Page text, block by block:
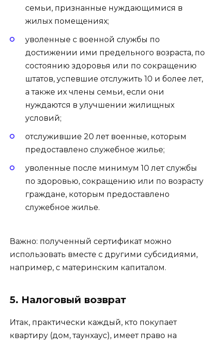
семьи, признанные нуждающимися в
жилых помещениях;
уволенные с военной службы по
достижении ими предельного возраста, по
состоянию здоровья или по сокращению
штатов, успевшие отслужить 10 и более лет,
а также их члены семьи, если они
нуждаются в улучшении жилищных
условий;
отслужившие 20 лет военные, которым
предоставлено служебное жилье;
уволенные после минимум 10 лет службы
по здоровью, сокращению или по возрасту
граждане, которым предоставлено
служебное жилье.
Важно: полученный сертификат можно
использовать вместе с другими субсидиями,
например, с материнским капиталом.
5. Налоговый возврат
Итак, практически каждый, кто покупает
квартиру (дом, таунхаус), имеет право на